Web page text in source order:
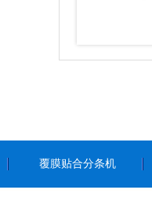
覆膜贴合分条机